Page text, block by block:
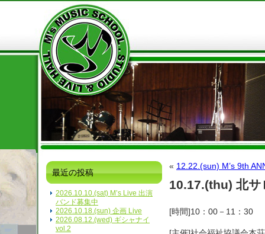
最近の投稿
2026.10.10.(sat) M’s Live 出演
バンド募集中
2026.10.18.(sun) 企画 Live
2026.08.12.(wed) ギシャナイ
vol.2
« 12.22.(sun) M’s 9th
10.17.(thu) 北サ
[時間]10：00－11：30